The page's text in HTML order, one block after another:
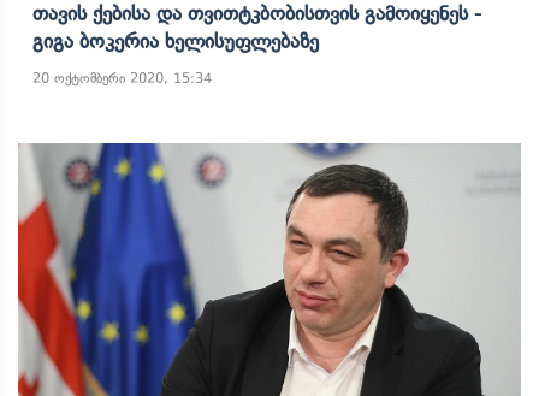
Თავის Ქებისა Და Თვითტკბობისთვის Გამოიყენეს -
Გიგა Ბოკერია Ხელისუფლებაზე
20 ოქტომბერი 2020, 15:34